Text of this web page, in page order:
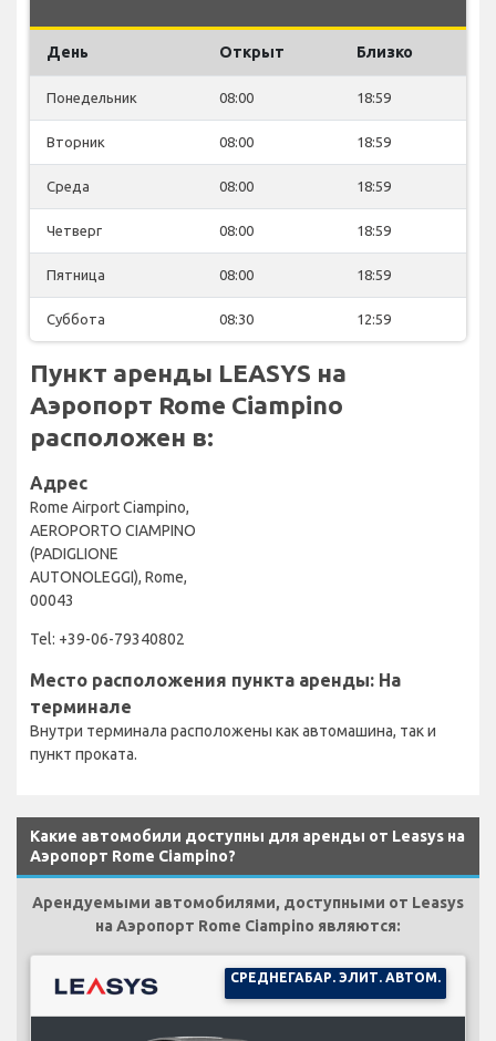
День Открыт Близко
Понедельник 08:00 18:59
Вторник 08:00 18:59
Среда 08:00 18:59
Четверг 08:00 18:59
Пятница 08:00 18:59
Суббота 08:30 12:59
Пункт аренды LEASYS на
Аэропорт Rome Ciampino
расположен в:
Адрес
Rome Airport Ciampino,
AEROPORTO CIAMPINO
(PADIGLIONE
AUTONOLEGGI), Rome,
00043
Tel: +39-06-79340802
Место расположения пункта аренды: На
терминале
Внутри терминала расположены как автомашина, так и
пункт проката.
Какие автомобили доступны для аренды от Leasys на
Аэропорт Rome Ciampino?
Арендуемыми автомобилями, доступными от Leasys
на Аэропорт Rome Ciampino являются:
СРЕДНЕГАБАР. ЭЛИТ. АВТОМ.